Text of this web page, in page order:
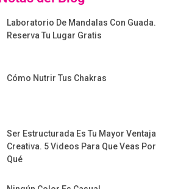
Laboratorio De Mandalas Con Guada.
Reserva Tu Lugar Gratis
Cómo Nutrir Tus Chakras
Ser Estructurada Es Tu Mayor Ventaja
Creativa. 5 Videos Para Que Veas Por
Qué